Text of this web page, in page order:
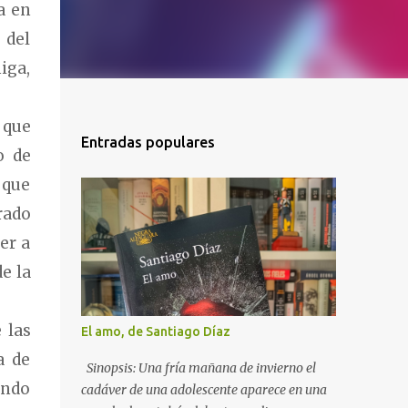
en
del
de
a
la
las
de
Entradas populares
El amo, de Santiago Díaz
Sinopsis: Una fría mañana de invierno el
cadáver de una adolescente aparece en una